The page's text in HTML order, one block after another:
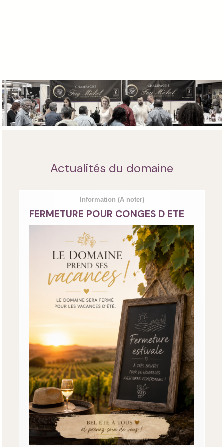
Actualités du domaine
Information (A noter)
FERMETURE POUR CONGES D ETE